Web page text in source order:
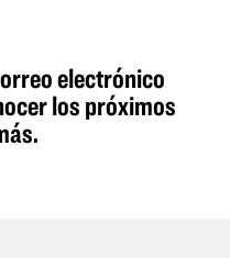
electrónico
los próximos